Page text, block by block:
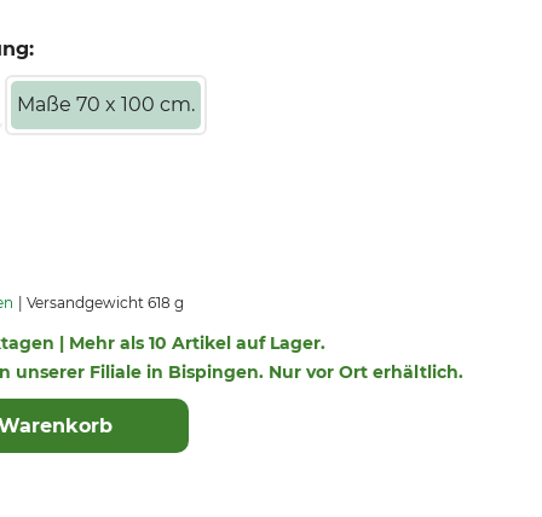
Maße 70 x 100 cm.
Versandgewicht 618 g
| Mehr als 10 Artikel auf Lager.
unserer Filiale in Bispingen. Nur vor Ort erhältlich.